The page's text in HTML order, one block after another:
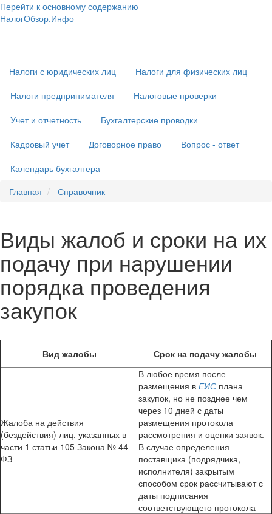
Перейти к основному содержанию
НалогОбзор.Инфо
Налоги с юридических лиц
Налоги для физических лиц
Налоги предпринимателя
Налоговые проверки
Учет и отчетность
Бухгалтерские проводки
Кадровый учет
Договорное право
Вопрос - ответ
Календарь бухгалтера
Главная
Справочник
Виды жалоб и сроки на их
подачу при нарушении
порядка проведения
закупок
Вид жалобы Срок на подачу жалобы
Жалоба на действия
(бездействия) лиц, указанных в
части 1 статьи 105 Закона № 44-
ФЗ
В любое время после
размещения в ЕИС плана
закупок, но не позднее чем
через 10 дней с даты
размещения протокола
рассмотрения и оценки заявок.
В случае определения
поставщика (подрядчика,
исполнителя) закрытым
способом срок рассчитывают с
даты подписания
соответствующего протокола